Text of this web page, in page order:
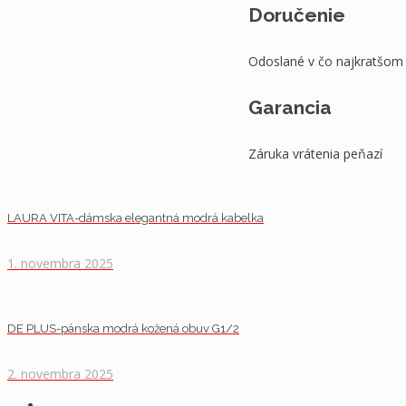
Doručenie
Odoslané v čo najkratšom
Garancia
Záruka vrátenia peňazí
LAURA VITA-dámska elegantná modrá kabelka
1. novembra 2025
DE PLUS-pánska modrá kožená obuv G1/2
2. novembra 2025